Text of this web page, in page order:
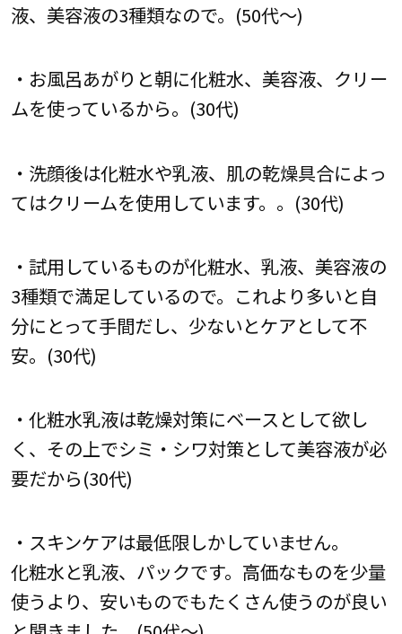
液、美容液の3種類なので。(50代～)
・お風呂あがりと朝に化粧水、美容液、クリー
ムを使っているから。(30代)
・洗顔後は化粧水や乳液、肌の乾燥具合によっ
てはクリームを使用しています。。(30代)
・試用しているものが化粧水、乳液、美容液の
3種類で満足しているので。これより多いと自
分にとって手間だし、少ないとケアとして不
安。(30代)
・化粧水乳液は乾燥対策にベースとして欲し
く、その上でシミ・シワ対策として美容液が必
要だから(30代)
・スキンケアは最低限しかしていません。
化粧水と乳液、パックです。高価なものを少量
使うより、安いものでもたくさん使うのが良い